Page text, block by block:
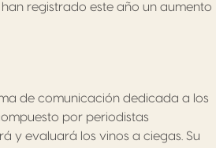
han registrado este año un aumento
de comunicación dedicada a los
por periodistas
y evaluará los vinos a ciegas. Su